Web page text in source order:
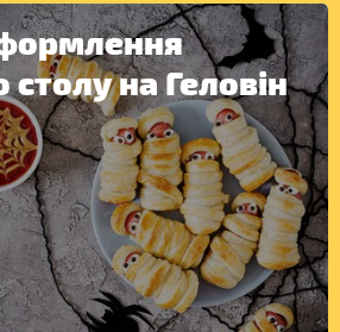
столу на Геловін